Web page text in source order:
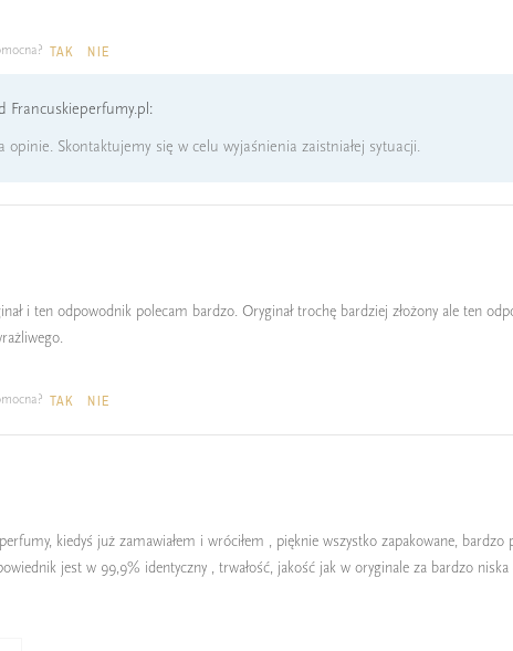
TAK NIE
Francuskieperfumy.pl:
opinie. Skontaktujemy się w celu wyjaśnienia zaistniałej sytuacji.
i ten odpowodnik polecam bardzo. Oryginał trochę bardziej złożony ale ten
TAK NIE
kiedyś już zamawiałem i wróciłem , pięknie wszystko zapakowane,
jest w 99,9% identyczny , trwałość, jakość jak w oryginale za bardzo niska